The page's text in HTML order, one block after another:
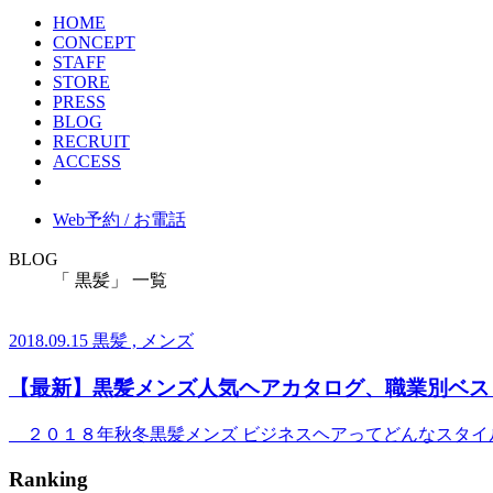
HOME
CONCEPT
STAFF
STORE
PRESS
BLOG
RECRUIT
ACCESS
Web予約 / お電話
BLOG
「 黒髪」 一覧
2018.09.15 黒髪 , メンズ
【最新】黒髪メンズ人気ヘアカタログ、職業別ベス
２０１８年秋冬黒髪メンズ ビジネスヘアってどんなスタ
Ranking